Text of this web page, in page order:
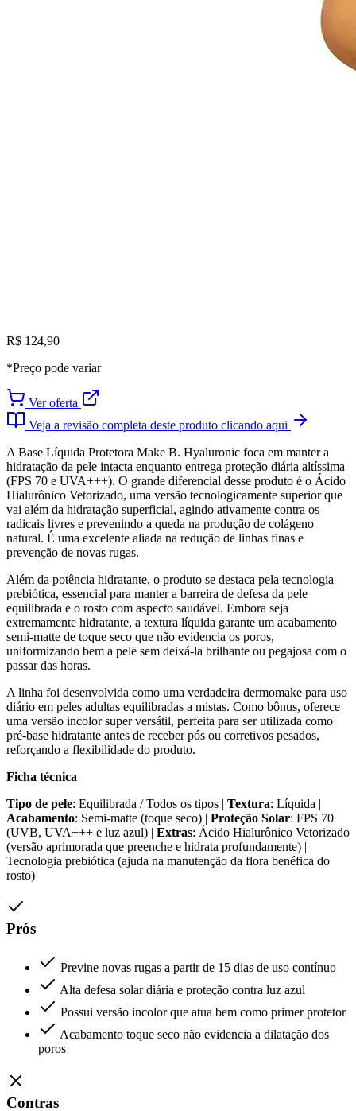
R$ 124,90
*Preço pode variar
Ver oferta
Veja a revisão completa deste produto clicando aqui
A Base Líquida Protetora Make B. Hyaluronic foca em manter a
hidratação da pele intacta enquanto entrega proteção diária altíssima
(FPS 70 e UVA+++). O grande diferencial desse produto é o Ácido
Hialurônico Vetorizado, uma versão tecnologicamente superior que
vai além da hidratação superficial, agindo ativamente contra os
radicais livres e prevenindo a queda na produção de colágeno
natural. É uma excelente aliada na redução de linhas finas e
prevenção de novas rugas.
Além da potência hidratante, o produto se destaca pela tecnologia
prebiótica, essencial para manter a barreira de defesa da pele
equilibrada e o rosto com aspecto saudável. Embora seja
extremamente hidratante, a textura líquida garante um acabamento
semi-matte de toque seco que não evidencia os poros,
uniformizando bem a pele sem deixá-la brilhante ou pegajosa com o
passar das horas.
A linha foi desenvolvida como uma verdadeira dermomake para uso
diário em peles adultas equilibradas a mistas. Como bônus, oferece
uma versão incolor super versátil, perfeita para ser utilizada como
pré-base hidratante antes de receber pós ou corretivos pesados,
reforçando a flexibilidade do produto.
Ficha técnica
Tipo de pele: Equilibrada / Todos os tipos | Textura: Líquida |
Acabamento: Semi-matte (toque seco) | Proteção Solar: FPS 70
(UVB, UVA+++ e luz azul) | Extras: Ácido Hialurônico Vetorizado
(versão aprimorada que preenche e hidrata profundamente) |
Tecnologia prebiótica (ajuda na manutenção da flora benéfica do
rosto)
Prós
Previne novas rugas a partir de 15 dias de uso contínuo
Alta defesa solar diária e proteção contra luz azul
Possui versão incolor que atua bem como primer protetor
Acabamento toque seco não evidencia a dilatação dos
poros
Contras